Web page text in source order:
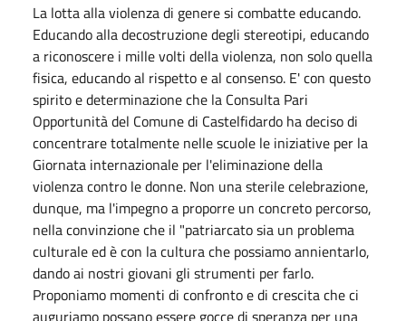
La lotta alla violenza di genere si combatte educando.
Educando alla decostruzione degli stereotipi, educando
a riconoscere i mille volti della violenza, non solo quella
fisica, educando al rispetto e al consenso. E' con questo
spirito e determinazione che la Consulta Pari
Opportunità del Comune di Castelfidardo ha deciso di
concentrare totalmente nelle scuole le iniziative per la
Giornata internazionale per l'eliminazione della
violenza contro le donne. Non una sterile celebrazione,
dunque, ma l'impegno a proporre un concreto percorso,
nella convinzione che il "patriarcato sia un problema
culturale ed è con la cultura che possiamo annientarlo,
dando ai nostri giovani gli strumenti per farlo.
Proponiamo momenti di confronto e di crescita che ci
auguriamo possano essere gocce di speranza per una